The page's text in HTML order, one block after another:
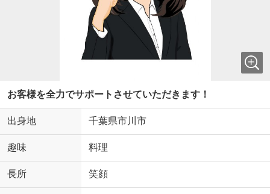
お客様を全力でサポートさせていただきます！
出身地 千葉県市川市
趣味 料理
長所 笑顔